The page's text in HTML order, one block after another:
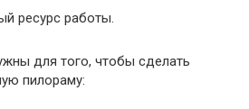
ресурс работы.
для того, чтобы сделать
пилораму: